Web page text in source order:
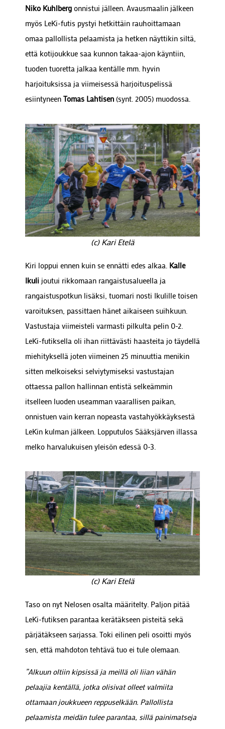
Niko Kuhlberg onnistui jälleen. Avausmaalin jälkeen
myös LeKi-futis pystyi hetkittäin rauhoittamaan
omaa pallollista pelaamista ja hetken näyttikin siltä,
että kotijoukkue saa kunnon takaa-ajon käyntiin,
tuoden tuoretta jalkaa kentälle mm. hyvin
harjoituksissa ja viimeisessä harjoituspelissä
esiintyneen Tomas Lahtisen (synt. 2005) muodossa.
(c) Kari Etelä
Kiri loppui ennen kuin se ennätti edes alkaa. Kalle
Ikuli joutui rikkomaan rangaistusalueella ja
rangaistuspotkun lisäksi, tuomari nosti Ikulille toisen
varoituksen, passittaen hänet aikaiseen suihkuun.
Vastustaja viimeisteli varmasti pilkulta pelin 0-2.
LeKi-futiksella oli ihan riittävästi haasteita jo täydellä
miehityksellä joten viimeinen 25 minuuttia menikin
sitten melkoiseksi selviytymiseksi vastustajan
ottaessa pallon hallinnan entistä selkeämmin
itselleen luoden useamman vaarallisen paikan,
onnistuen vain kerran nopeasta vastahyökkäyksestä
LeKin kulman jälkeen. Lopputulos Sääksjärven illassa
melko harvalukuisen yleisön edessä 0-3.
(c) Kari Etelä
Taso on nyt Nelosen osalta määritelty. Paljon pitää
LeKi-futiksen parantaa kerätäkseen pisteitä sekä
pärjätäkseen sarjassa. Toki eilinen peli osoitti myös
sen, että mahdoton tehtävä tuo ei tule olemaan.
”Alkuun oltiin kipsissä ja meillä oli liian vähän
pelaajia kentällä, jotka olisivat olleet valmiita
ottamaan joukkueen reppuselkään. Pallollista
pelaamista meidän tulee parantaa, sillä painimatseja